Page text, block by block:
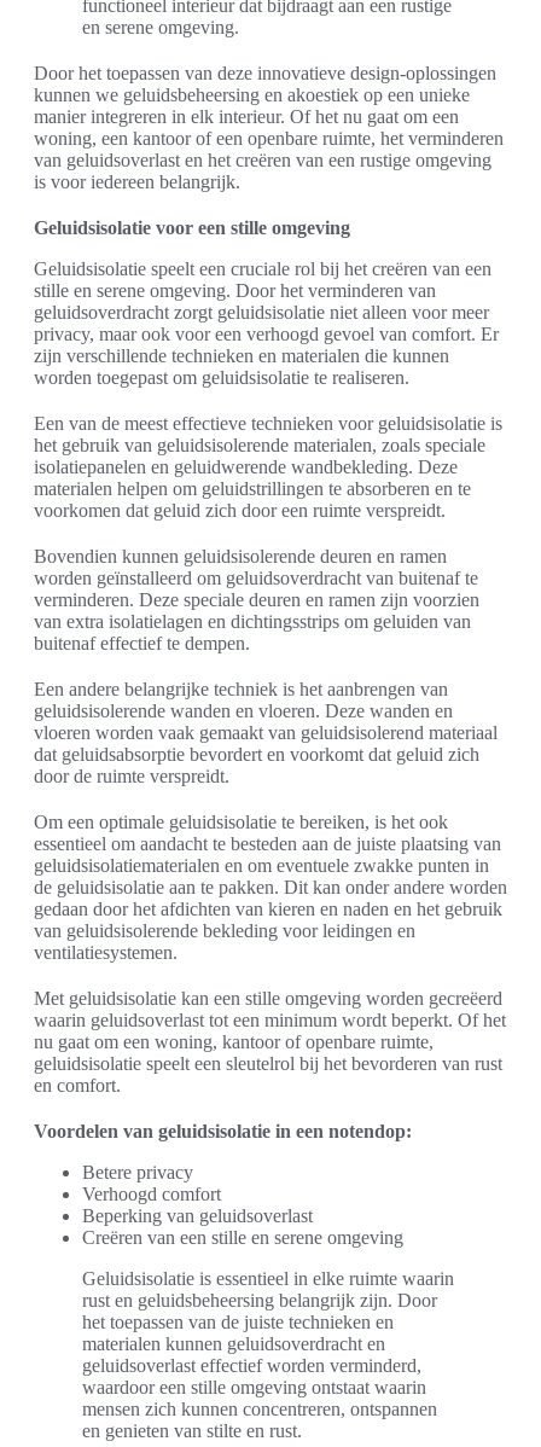
functioneel interieur dat bijdraagt aan een rustige
en serene omgeving.
Door het toepassen van deze innovatieve design-oplossingen
kunnen we geluidsbeheersing en akoestiek op een unieke
manier integreren in elk interieur. Of het nu gaat om een
woning, een kantoor of een openbare ruimte, het verminderen
van geluidsoverlast en het creëren van een rustige omgeving
is voor iedereen belangrijk.
Geluidsisolatie voor een stille omgeving
Geluidsisolatie speelt een cruciale rol bij het creëren van een
stille en serene omgeving. Door het verminderen van
geluidsoverdracht zorgt geluidsisolatie niet alleen voor meer
privacy, maar ook voor een verhoogd gevoel van comfort. Er
zijn verschillende technieken en materialen die kunnen
worden toegepast om geluidsisolatie te realiseren.
Een van de meest effectieve technieken voor geluidsisolatie is
het gebruik van geluidsisolerende materialen, zoals speciale
isolatiepanelen en geluidwerende wandbekleding. Deze
materialen helpen om geluidstrillingen te absorberen en te
voorkomen dat geluid zich door een ruimte verspreidt.
Bovendien kunnen geluidsisolerende deuren en ramen
worden geïnstalleerd om geluidsoverdracht van buitenaf te
verminderen. Deze speciale deuren en ramen zijn voorzien
van extra isolatielagen en dichtingsstrips om geluiden van
buitenaf effectief te dempen.
Een andere belangrijke techniek is het aanbrengen van
geluidsisolerende wanden en vloeren. Deze wanden en
vloeren worden vaak gemaakt van geluidsisolerend materiaal
dat geluidsabsorptie bevordert en voorkomt dat geluid zich
door de ruimte verspreidt.
Om een optimale geluidsisolatie te bereiken, is het ook
essentieel om aandacht te besteden aan de juiste plaatsing van
geluidsisolatiematerialen en om eventuele zwakke punten in
de geluidsisolatie aan te pakken. Dit kan onder andere worden
gedaan door het afdichten van kieren en naden en het gebruik
van geluidsisolerende bekleding voor leidingen en
ventilatiesystemen.
Met geluidsisolatie kan een stille omgeving worden gecreëerd
waarin geluidsoverlast tot een minimum wordt beperkt. Of het
nu gaat om een woning, kantoor of openbare ruimte,
geluidsisolatie speelt een sleutelrol bij het bevorderen van rust
en comfort.
Voordelen van geluidsisolatie in een notendop:
Betere privacy
Verhoogd comfort
Beperking van geluidsoverlast
Creëren van een stille en serene omgeving
Geluidsisolatie is essentieel in elke ruimte waarin
rust en geluidsbeheersing belangrijk zijn. Door
het toepassen van de juiste technieken en
materialen kunnen geluidsoverdracht en
geluidsoverlast effectief worden verminderd,
waardoor een stille omgeving ontstaat waarin
mensen zich kunnen concentreren, ontspannen
en genieten van stilte en rust.